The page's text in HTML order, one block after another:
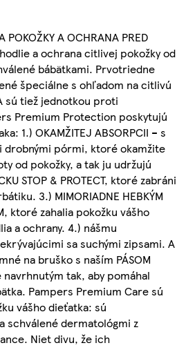
POKOŽKY A OCHRANA PRED
a ochrana citlivej pokožky od
bábätkami. Prvotriedne
špeciálne s ohľadom na citlivú
sú tiež jednotkou proti
Premium Protection poskytujú
1.) OKAMŽITEJ ABSORPCII – s
drobnými pórmi, ktoré okamžite
od pokožky, a tak ju udržujú
STOP & PROTECT, ktoré zabráni
3.) MIMORIADNE HEBKÝM
ktoré zahalia pokožku vášho
a ochrany. 4.) nášmu
sa suchými zipsami. A
na bruško s naším PÁSOM
navrhnutým tak, aby pomáhal
Pampers Premium Care sú
vášho dieťatka: sú
schválené dermatológmi z
Niet divu, že ich